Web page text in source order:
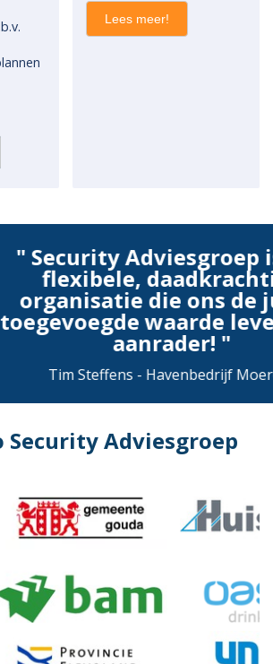
Lees meer!
Adviesgroep is een
daadkrachtige
die ons de juiste
waarde levert! Een
aanrader!
- Havenbedrijf Moerdijk
Adviesgroep